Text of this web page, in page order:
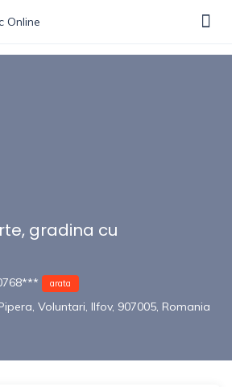
gradina cu
arata
Voluntari, Ilfov, 907005, Romania